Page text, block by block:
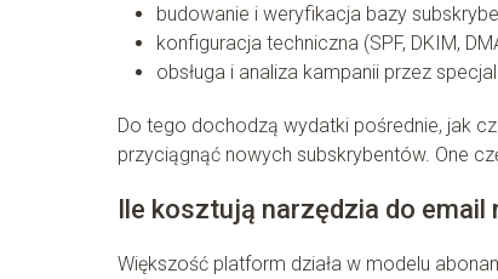
budowanie i weryfikacja bazy
konfiguracja techniczna (SPF, DKIM,
obsługa i analiza kampanii przez
Do tego dochodzą wydatki pośrednie, jak
przyciągnąć nowych subskrybentów. One
Ile kosztują narzędzia do email
Większość platform działa w modelu